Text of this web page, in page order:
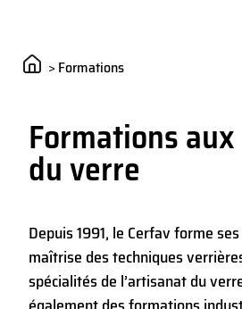
>Formations
Formations
du verre
Depuis 1991, le Cerfav forme
maîtrise des techniques
spécialités de l’artisanat du